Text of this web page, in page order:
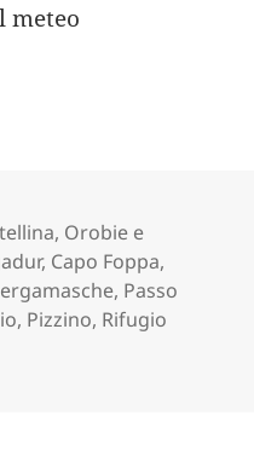
meteo
e MONTE
, Orobie e
, Capo Foppa,
, Passo
, Pizzino, Rifugio